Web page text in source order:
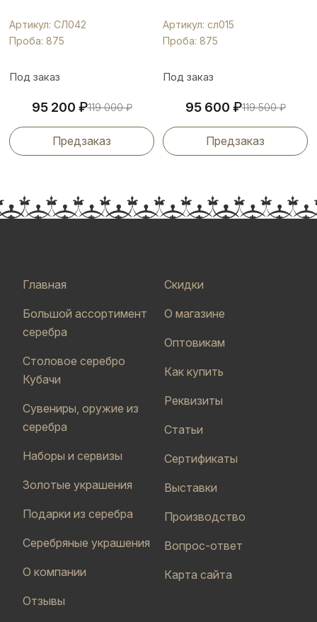
Артикул: СЛ042
Проба: 875
Под заказ
95 200 ₽119 000₽
Предзаказ
Артикул: сл015
Проба: 875
Под заказ
95 600 ₽119 500₽
Предзаказ
Главная
Большой ассортимент
серебра
Столовое серебро
Кубачи
Сувениры, оружие из
серебра
Наборы и сервизы
Золотые украшения
Подарки из серебра
Серебряные украшения
О компании
Отзывы
Скидки
О магазине
Оптовикам
Как купить
Реквизиты
Статьи
Сертификаты
Выставки
Производство
Вопрос-ответ
Карта сайта